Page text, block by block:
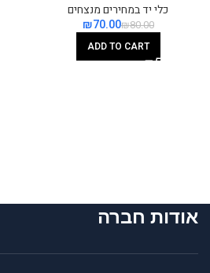
כלי יד במחירים מנצחים
₪80.00
₪70.00
ADD TO CART
אודות חברה